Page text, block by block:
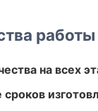
работы
на всех